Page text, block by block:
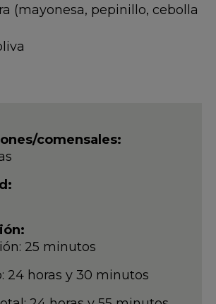
(mayonesa, pepinillo, cebolla
comensales:
25 minutos
24 horas y 30 minutos